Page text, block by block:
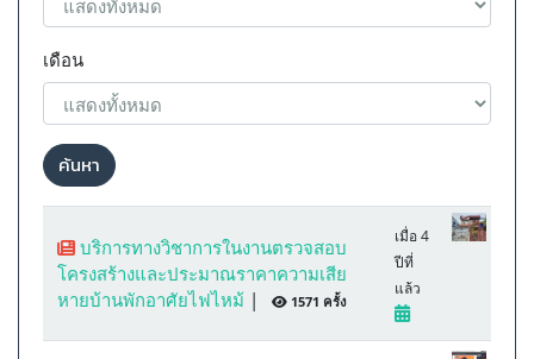
เดือน
ค้นหา
บริการทางวิชาการในงานตรวจสอบ
โครงสร้างและประมาณราคาความเสีย
หายบ้านพักอาศัยไฟไหม้ | 1571 ครั้ง
เมื่อ 4
ปีที่
แล้ว